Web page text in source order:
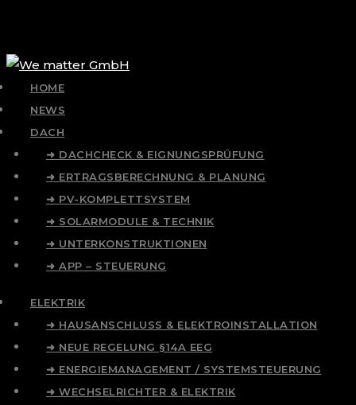
HOME
NEWS
DACH
➜ DACHCHECK & EIGNUNGSPRÜFUNG
➜ ERTRAGSBERECHNUNG & PLANUNG
➜ PV-KOMPLETTSYSTEM
➜ SOLARMODULE & TECHNIK
➜ UNTERKONSTRUKTIONEN
➜ APP – STEUERUNG
ELEKTRIK
➜ HAUSANSCHLUSS & ELEKTROINSTALLATION
➜ NEUE REGELUNG §14A EEG
➜ ENERGIEMANAGEMENT / SYSTEMSTEUERUNG
➜ WECHSELRICHTER & ELEKTRIK